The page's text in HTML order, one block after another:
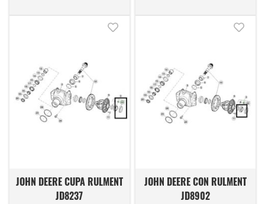
JOHN DEERE CUPA RULMENT
JD8237
JOHN DEERE CON RULMENT
JD8902